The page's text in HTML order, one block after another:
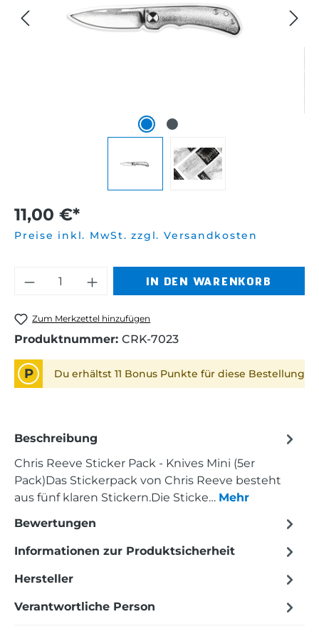
11,00 €*
Preise inkl. MwSt. zzgl. Versandkosten
Produkt Anzahl: Gib den
IN DEN WARENKORB
Zum Merkzettel hinzufügen
Produktnummer: CRK-7023
P Du erhältst 11 Bonus Punkte für diese Bestellung
Beschreibung
Chris Reeve Sticker Pack - Knives Mini (5er
Pack)Das Stickerpack von Chris Reeve besteht
aus fünf klaren Stickern.Die Sticke… Mehr
Bewertungen
Informationen zur Produktsicherheit
Hersteller
Verantwortliche Person